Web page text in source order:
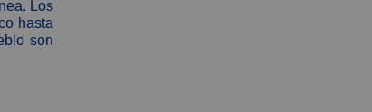
Los
hasta
son